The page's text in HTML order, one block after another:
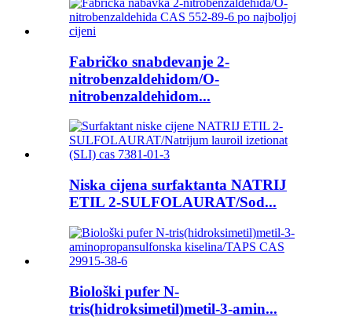
Fabričko snabdevanje 2-
nitrobenzaldehidom/O-
nitrobenzaldehidom...
Niska cijena surfaktanta NATRIJ
ETIL 2-SULFOLAURAT/Sod...
Biološki pufer N-
tris(hidroksimetil)metil-3-amin...